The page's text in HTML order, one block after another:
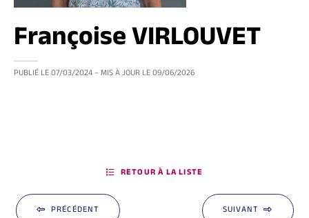
Françoise VIRLOUVET
PUBLIÉ LE07/03/2024 – MIS À JOUR LE09/06/2026
PRÉCÉDENT
RETOUR À LA LISTE
SUIVANT